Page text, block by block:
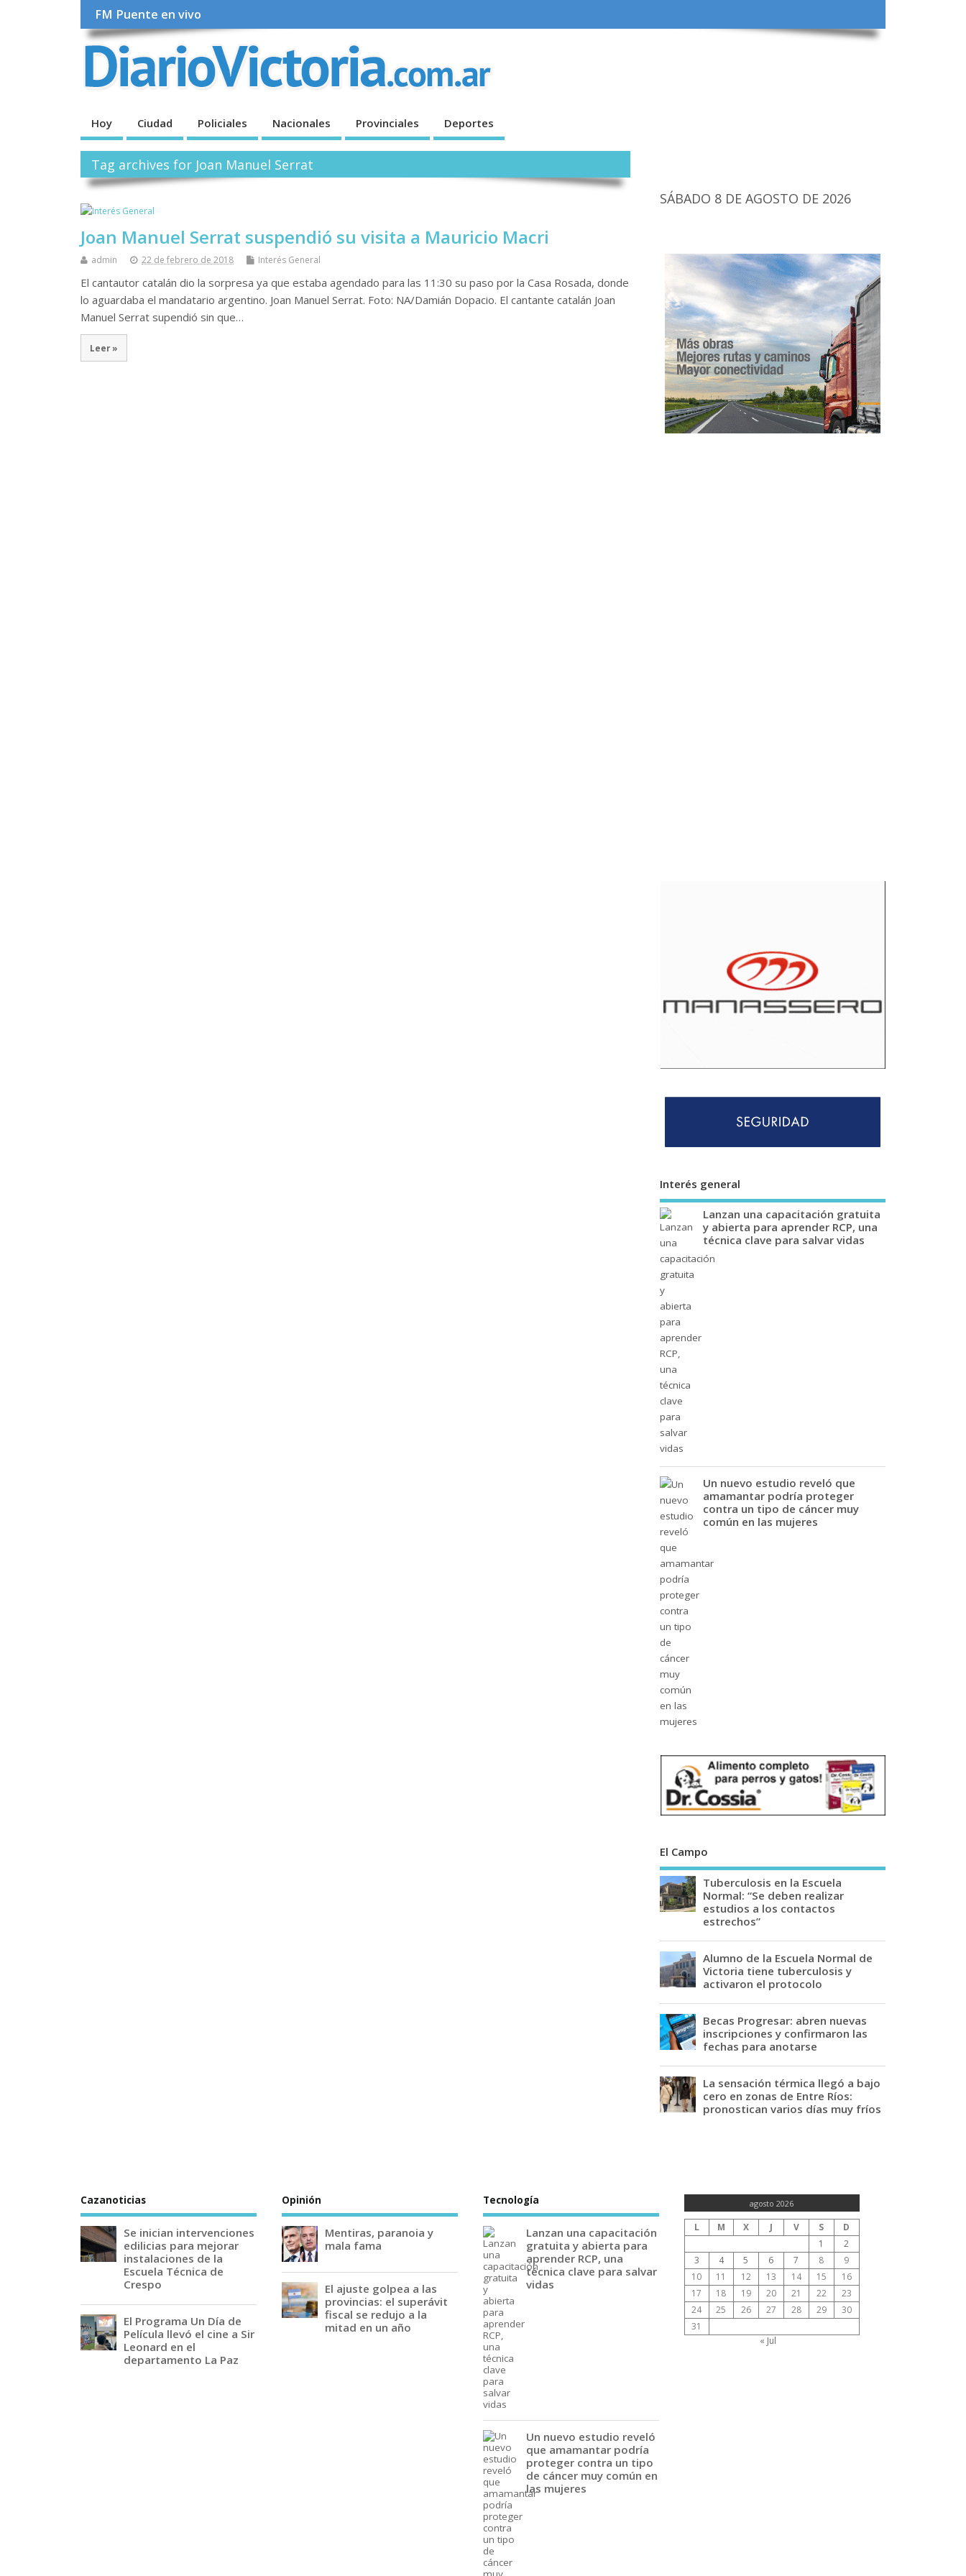
FM Puente en vivo
Hoy Ciudad Policiales Nacionales Provinciales Deportes
Tag archives for Joan Manuel Serrat
Joan Manuel Serrat suspendió su visita a Mauricio Macri
admin 22 de febrero de 2018 Interés General
El cantautor catalán dio la sorpresa ya que estaba agendado para las 11:30 su paso por la Casa Rosada, donde
lo aguardaba el mandatario argentino. Joan Manuel Serrat. Foto: NA/Damián Dopacio. El cantante catalán Joan
Manuel Serrat supendió sin que…
Leer »
SÁBADO 8 DE AGOSTO DE 2026
Interés general
Lanzan una capacitación gratuita
y abierta para aprender RCP, una
técnica clave para salvar vidas
Un nuevo estudio reveló que
amamantar podría proteger
contra un tipo de cáncer muy
común en las mujeres
El Campo
Tuberculosis en la Escuela
Normal: “Se deben realizar
estudios a los contactos
estrechos”
Alumno de la Escuela Normal de
Victoria tiene tuberculosis y
activaron el protocolo
Becas Progresar: abren nuevas
inscripciones y confirmaron las
fechas para anotarse
La sensación térmica llegó a bajo
cero en zonas de Entre Ríos:
pronostican varios días muy fríos
Cazanoticias
Se inician intervenciones
edilicias para mejorar
instalaciones de la
Escuela Técnica de
Crespo
El Programa Un Día de
Película llevó el cine a Sir
Leonard en el
departamento La Paz
Opinión
Mentiras, paranoia y
mala fama
El ajuste golpea a las
provincias: el superávit
fiscal se redujo a la
mitad en un año
Tecnología
Lanzan una capacitación
gratuita y abierta para
aprender RCP, una
técnica clave para salvar
vidas
Un nuevo estudio reveló
que amamantar podría
proteger contra un tipo
de cáncer muy común en
las mujeres
agosto 2026
L M X J V S
D
1
2
3
4 5 6 7 8
9
10
11 12 13 14 15
16
17
18 19 20 21 22
23
24
25 26 27 28 29
30
31
« Jul